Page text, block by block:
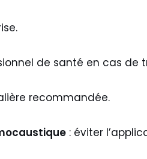
de santé en cas
recommandée.
: éviter